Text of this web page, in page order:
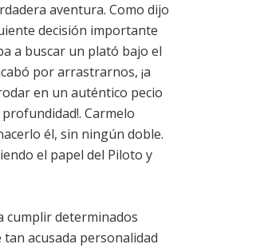
aventura. Como dijo
decisión importante
a buscar un plató bajo el
por arrastrarnos, ¡a
en un auténtico pecio
Carmelo
él, sin ningún doble.
el papel del Piloto y
cumplir determinados
acusada personalidad